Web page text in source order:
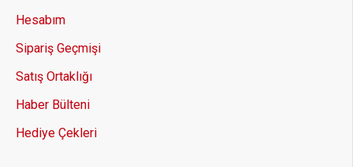
Hesabım
Sipariş Geçmişi
Satış Ortaklığı
Haber Bülteni
Hediye Çekleri